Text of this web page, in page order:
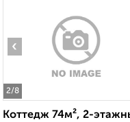
2/8
‹
Коттедж 74м², 2-